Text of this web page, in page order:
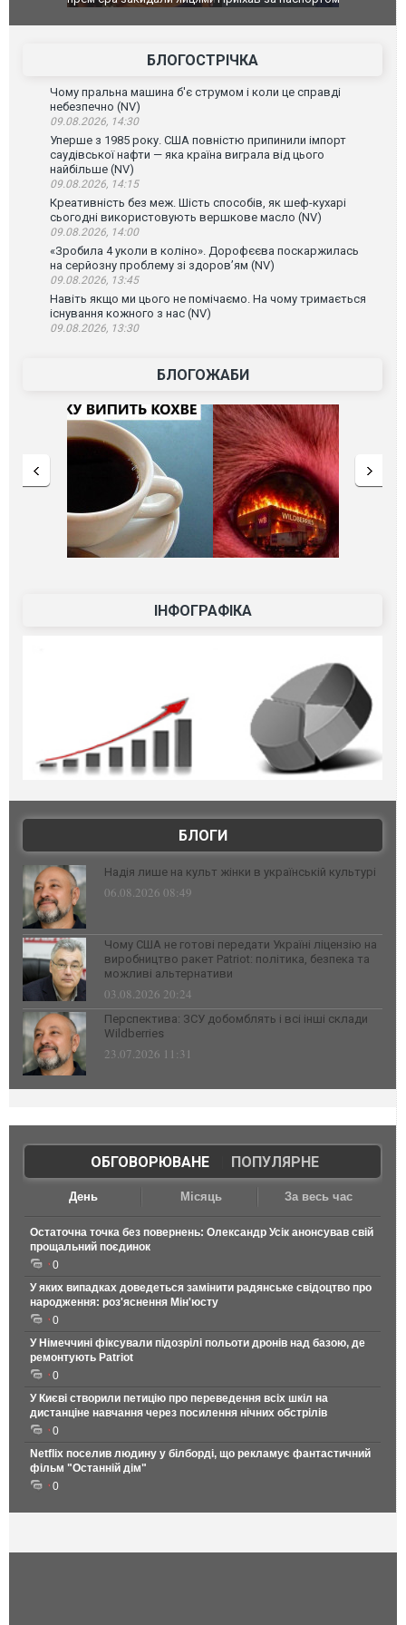
зіркового футболіста Мохамеда Салаха
ураганним
БЛОГОСТРІЧКА
Чому пральна машина б'є струмом і коли це справді
небезпечно (NV)
09.08.2026, 14:30
Уперше з 1985 року. США повністю припинили імпорт
саудівської нафти — яка країна виграла від цього
найбільше (NV)
09.08.2026, 14:15
Креативність без меж. Шість способів, як шеф-кухарі
сьогодні використовують вершкове масло (NV)
09.08.2026, 14:00
«Зробила 4 уколи в коліно». Дорофєєва поскаржилась
на серйозну проблему зі здоров’ям (NV)
09.08.2026, 13:45
Навіть якщо ми цього не помічаємо. На чому тримається
існування кожного з нас (NV)
09.08.2026, 13:30
БЛОГОЖАБИ
ІНФОГРАФІКА
БЛОГИ
Надія лише на культ жінки в українській культурі
06.08.2026 08:49
Чому США не готові передати Україні ліцензію на
виробництво ракет Patriot: політика, безпека та
можливі альтернативи
03.08.2026 20:24
Перспектива: ЗСУ добомблять і всі інші склади
Wildberries
23.07.2026 11:31
ОБГОВОРЮВАНЕ| ПОПУЛЯРНЕ
День Місяць За весь час
Остаточна точка без повернень: Олександр Усік анонсував свій
прощальний поєдинок
0
У яких випадках доведеться замінити радянське свідоцтво про
народження: роз'яснення Мін'юсту
0
У Німеччині фіксували підозрілі польоти дронів над базою, де
ремонтують Patriot
0
У Києві створили петицію про переведення всіх шкіл на
дистанціне навчання через посилення нічних обстрілів
0
Netflix поселив людину у білборді, що рекламує фантастичний
фільм "Останній дім"
0